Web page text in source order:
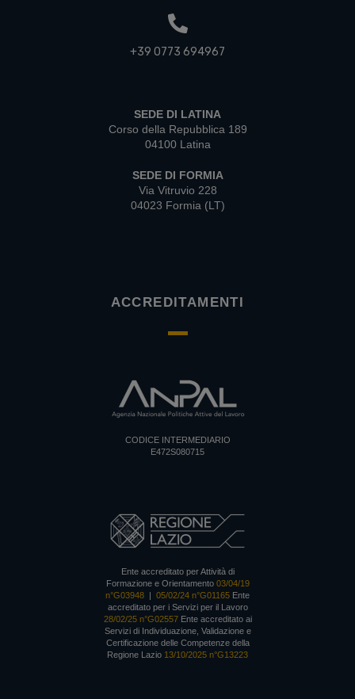
+39 0773 694967
SEDE DI LATINA
Corso della Repubblica 189
04100 Latina
SEDE DI FORMIA
Via Vitruvio 228
04023 Formia (LT)
ACCREDITAMENTI
CODICE INTERMEDIARIO
E472S080715
Ente accreditato per Attività di
Formazione e Orientamento 03/04/19
n°G03948 | 05/02/24 n°G01165 Ente
accreditato per i Servizi per il Lavoro
28/02/25 n°G02557Ente accreditato ai
Servizi di Individuazione, Validazione e
Certificazione delle Competenze della
Regione Lazio 13/10/2025 n°G13223